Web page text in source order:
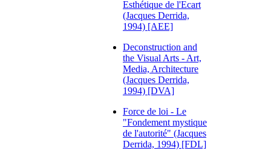
Esthétique de l'Ecart
(Jacques Derrida,
1994) [AEE]
Deconstruction and
the Visual Arts - Art,
Media, Architecture
(Jacques Derrida,
1994) [DVA]
Force de loi - Le
"Fondement mystique
de l'autorité" (Jacques
Derrida, 1994) [FDL]